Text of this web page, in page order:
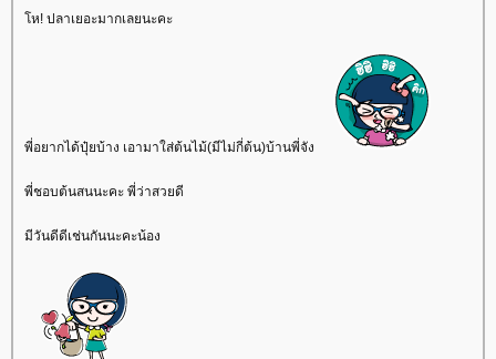
ห! ปลาเยอะมากเลยนะคะ
พี่อยากได้ปุ๋ยบ้าง เอามาใส่ต้นไม้(มีไม่กี่ต้น)บ้านพี่จัง
พี่ชอบต้นสนนะคะ พี่ว่าสวยดี
มีวันดีดีเช่นกันนะคะน้อง